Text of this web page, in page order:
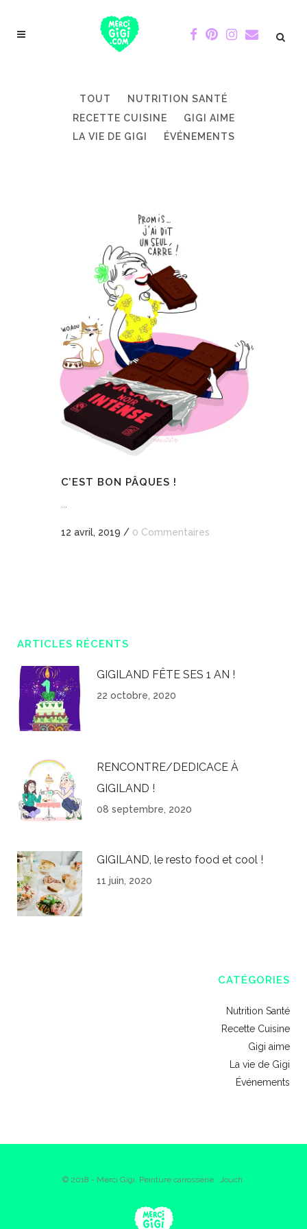
TOUT
NUTRITION SANTÉ
RECETTE CUISINE
GIGI AIME
LA VIE DE GIGI
ÉVÉNEMENTS
C’EST BON PÂQUES !
12 avril, 2019 / 0 Commentaires
ARTICLES RÉCENTS
GIGILAND FÊTE SES 1 AN !
22 octobre, 2020
RENCONTRE/DEDICACE À
GIGILAND !
08 septembre, 2020
GIGILAND, le resto food et cool !
11 juin, 2020
CATÉGORIES
Nutrition Santé
Recette Cuisine
Gigi aime
La vie de Gigi
Événements
© 2018 - Merci Gigi. Peinture carrosserie : Jouch.